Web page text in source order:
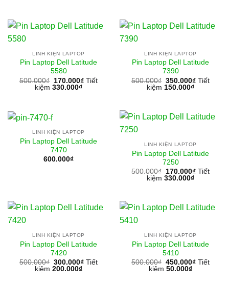
LINH KIỆN LAPTOP
Pin Laptop Dell Latitude
5580
500.000₫ 170.000₫ Tiết
kiệm 330.000₫
LINH KIỆN LAPTOP
Pin Laptop Dell Latitude
7390
500.000₫ 350.000₫ Tiết
kiệm 150.000₫
LINH KIỆN LAPTOP
Pin Laptop Dell Latitude
7470
600.000₫
LINH KIỆN LAPTOP
Pin Laptop Dell Latitude
7250
500.000₫ 170.000₫ Tiết
kiệm 330.000₫
LINH KIỆN LAPTOP
Pin Laptop Dell Latitude
7420
500.000₫ 300.000₫ Tiết
kiệm 200.000₫
LINH KIỆN LAPTOP
Pin Laptop Dell Latitude
5410
500.000₫ 450.000₫ Tiết
kiệm 50.000₫